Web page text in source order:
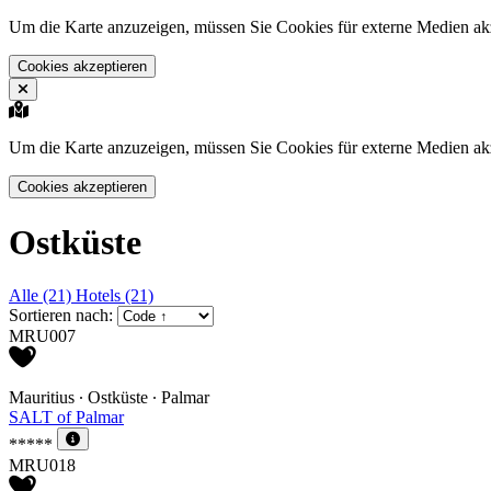
Um die Karte anzuzeigen, müssen Sie Cookies für externe Medien
Cookies akzeptieren
Um die Karte anzuzeigen, müssen Sie Cookies für externe Medien
Cookies akzeptieren
Ostküste
Alle (21) Hotels (21)
Sortieren nach:
MRU007
Mauritius ∙ Ostküste ∙ Palmar
SALT of Palmar
*****
MRU018